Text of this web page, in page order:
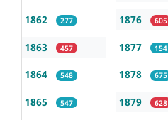
1862 277
1863 457
1864 548
1865 547
1876 605
1877 154
1878 675
1879 628